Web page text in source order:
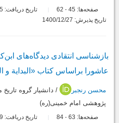
صفحه‌ها: 45
-
تاریخ دریافت: 1400/09/05
تاریخ پذیرش: 1400/12/27
بازشناسی انتقادی دیدگاه‌های
عاشورا براساس کتاب «البدایة و
محسن رنجبر
/ دانشیار گروه
پژوهشی امام خمینی(ره)
صفحه‌ها: 63
-
تاریخ دریافت: 1400/09/19